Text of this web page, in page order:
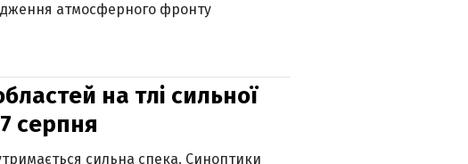
атмосферного фронту
на тлі сильної
серпня
сильна спека. Синоптики